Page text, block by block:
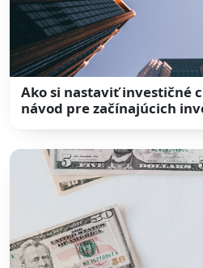
Ako si nastaviť investičné
návod pre začínajúcich